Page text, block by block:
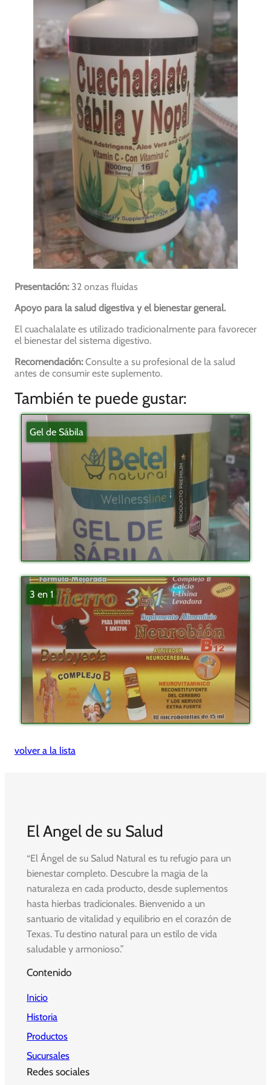
Presentación:32 onzas fluidas
Apoyo para la salud digestiva y el bienestar general.
El cuachalalate es utilizado tradicionalmente para favorecer
el bienestar del sistema digestivo.
Recomendación:Consulte a su profesional de la salud
antes de consumir este suplemento.
También te puede gustar:
Gel de Sábila
3 en 1
volver a la lista
El Angel de su Salud
“El Ángel de su Salud Natural es tu refugio para un
bienestar completo. Descubre la magia de la
naturaleza en cada producto, desde suplementos
hasta hierbas tradicionales. Bienvenido a un
santuario de vitalidad y equilibrio en el corazón de
Texas. Tu destino natural para un estilo de vida
saludable y armonioso.”
Contenido
Inicio
Historia
Productos
Sucursales
Redes sociales